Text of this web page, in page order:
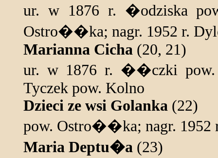
ur. w 1876 r. �odziska
Ostro��ka; nagr. 1952 r.
Marianna Cicha (20, 21)
ur. w 1876 r. ��czki pow.
Tyczek pow. Kolno
Dzieci ze wsi Golanka (22)
pow. Ostro��ka; nagr. 1952
Maria Deptu�a (23)